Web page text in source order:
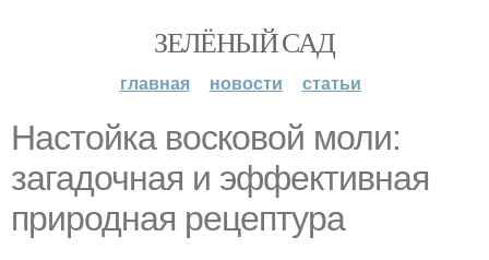
ЗЕЛЁНЫЙ САД
главная новости статьи
Настойка восковой моли:
загадочная и эффективная
природная рецептура